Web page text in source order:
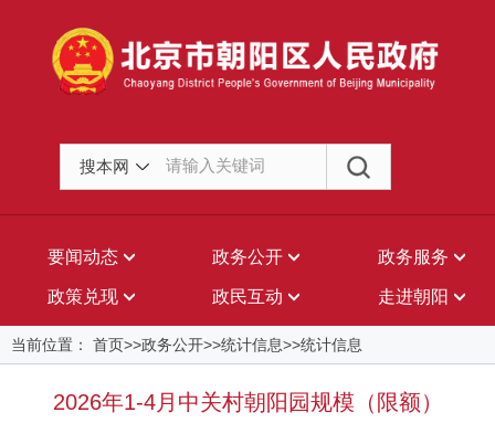
搜本网
要闻动态 政务公开 政务服务
政策兑现 政民互动 走进朝阳
当前位置： 首页>>政务公开>>统计信息>>统计信息
2026年1-4月中关村朝阳园规模（限额）